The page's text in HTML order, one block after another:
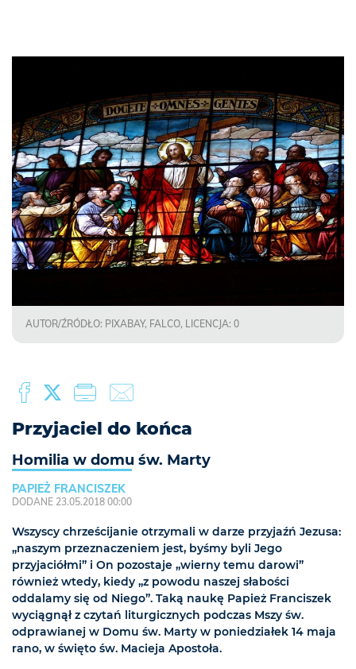
AUTOR/ŹRÓDŁO: PIXABAY, FALCO, LICENCJA: 0
Przyjaciel do końca
Homilia w domu św. Marty
PAPIEŻ FRANCISZEK
DODANE 23.05.2018 00:00
Wszyscy chrześcijanie otrzymali w darze przyjaźń Jezusa:
„naszym przeznaczeniem jest, byśmy byli Jego
przyjaciółmi” i On pozostaje „wierny temu darowi”
również wtedy, kiedy „z powodu naszej słabości
oddalamy się od Niego”. Taką naukę Papież Franciszek
wyciągnął z czytań liturgicznych podczas Mszy św.
odprawianej w Domu św. Marty w poniedziałek 14 maja
rano, w święto św. Macieja Apostoła.